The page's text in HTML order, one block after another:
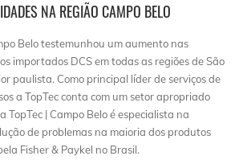
NA REGIÃO CAMPO BELO
Belo testemunhou um aumento nas
importados DCS em todas as regiões de São
paulista. Como principal líder de serviços de
a TopTec conta com um setor apropriado
TopTec | Campo Belo é especialista na
de problemas na maioria dos produtos
Fisher & Paykel no Brasil.